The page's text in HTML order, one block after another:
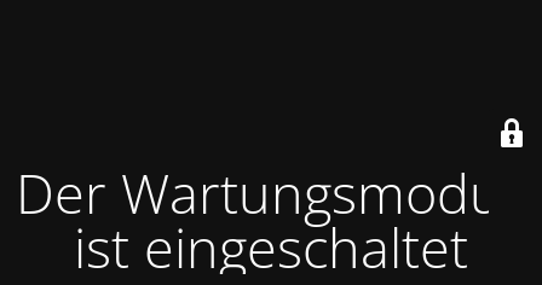
Der Wartungsmodus
ist eingeschaltet